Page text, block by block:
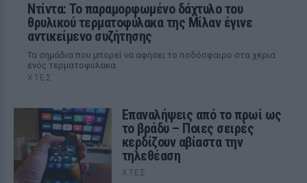
Ντίντα: Το παραμορφωμένο δάχτυλο του
θρυλικού τερματοφύλακα της Μίλαν έγινε
αντικείμενο συζήτησης
Τα σημάδια που μπορεί να αφήσει το ποδόσφαιρο στα χέρια
ενός τερματοφύλακα
ΧΤΕΣ
Επαναλήψεις από το πρωί ως
το βράδυ – Ποιες σειρές
κερδίζουν αβίαστα την
τηλεθέαση
ΧΤΕΣ